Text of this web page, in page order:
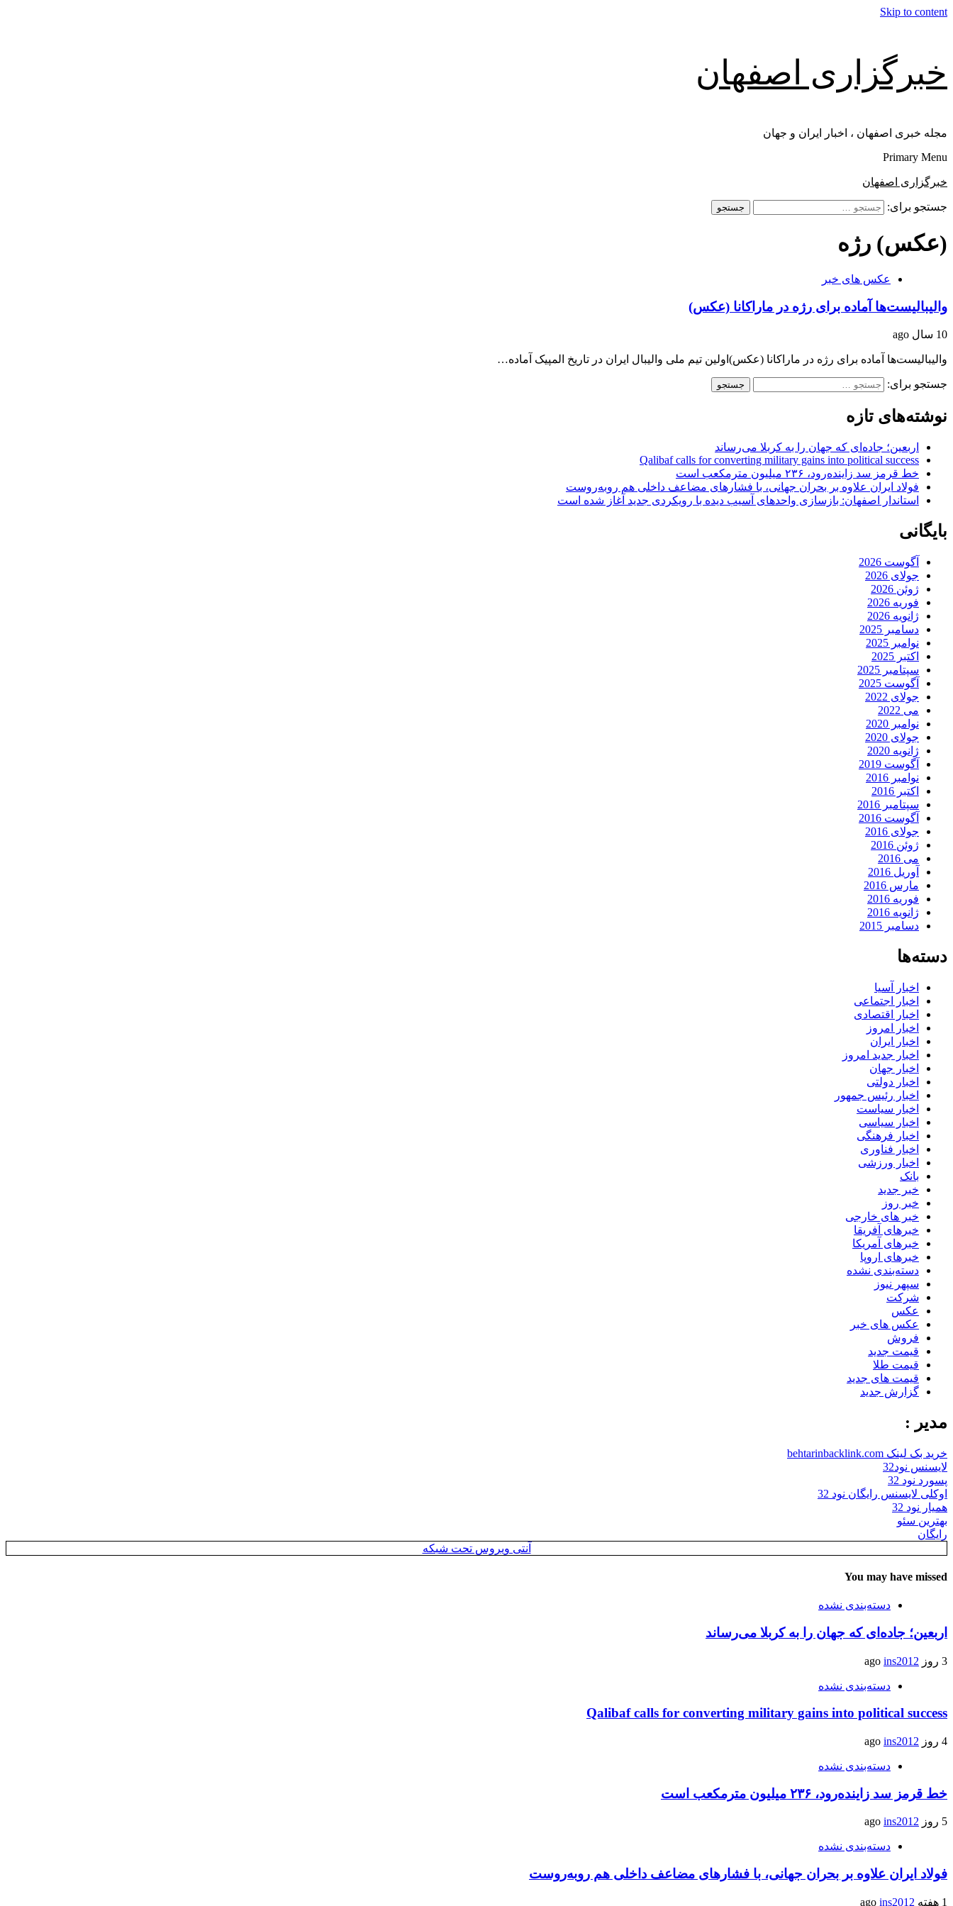
Skip to content
خبرگزاری اصفهان
مجله خبری اصفهان ، اخبار ایران و جهان
Primary Menu
خبرگزاری اصفهان
جستجو برای:
(عکس) رژه
عکس های خبر
والیبالیست‌ها آماده برای رژه در ماراکانا (عکس)
10 سال ago
والیبالیست‌ها آماده برای رژه در ماراکانا (عکس)اولین تیم ملی والیبال ایران در تاریخ المپیک آماده…
جستجو برای:
نوشته‌های تازه
اربعین؛ جاده‌ای که جهان را به کربلا می‌رساند
Qalibaf calls for converting military gains into political success
خط قرمز سد زاینده‌رود، ۲۳۶ میلیون مترمکعب است
فولاد ایران علاوه بر بحران جهانی، با فشارهای مضاعف داخلی هم روبه‌روست
استاندار اصفهان: بازسازی واحدهای آسیب دیده با رویکردی جدید آغاز شده است
بایگانی
آگوست 2026
جولای 2026
ژوئن 2026
فوریه 2026
ژانویه 2026
دسامبر 2025
نوامبر 2025
اکتبر 2025
سپتامبر 2025
آگوست 2025
جولای 2022
می 2022
نوامبر 2020
جولای 2020
ژانویه 2020
آگوست 2019
نوامبر 2016
اکتبر 2016
سپتامبر 2016
آگوست 2016
جولای 2016
ژوئن 2016
می 2016
آوریل 2016
مارس 2016
فوریه 2016
ژانویه 2016
دسامبر 2015
دسته‌ها
اخبار آسیا
اخبار اجتماعی
اخبار اقتصادی
اخبار امروز
اخبار ایران
اخبار جدید امروز
اخبار جهان
اخبار دولتی
اخبار رئیس جمهور
اخبار سیاست
اخبار سیاسی
اخبار فرهنگی
اخبار فناوری
اخبار ورزشی
بانک
خبر جدید
خبر روز
خبر های خارجی
خبرهای آفریقا
خبرهای آمریکا
خبرهای اروپا
دسته‌بندی نشده
سپهر نیوز
شرکت
عکس
عکس های خبر
فروش
قیمت جدید
قیمت طلا
قیمت های جدید
گزارش جدید
مدیر :
خرید بک لینک behtarinbacklink.com
لایسنس نود32
پسورد نود 32
اوکلی لایسنس رایگان نود 32
همیار نود 32
بهترین سئو
رایگان
آنتی ویروس تحت شبکه
You may have missed
دسته‌بندی نشده
اربعین؛ جاده‌ای که جهان را به کربلا می‌رساند
3 روز ago ins2012
دسته‌بندی نشده
Qalibaf calls for converting military gains into political success
4 روز ago ins2012
دسته‌بندی نشده
خط قرمز سد زاینده‌رود، ۲۳۶ میلیون مترمکعب است
5 روز ago ins2012
دسته‌بندی نشده
فولاد ایران علاوه بر بحران جهانی، با فشارهای مضاعف داخلی هم روبه‌روست
1 هفته ago ins2012